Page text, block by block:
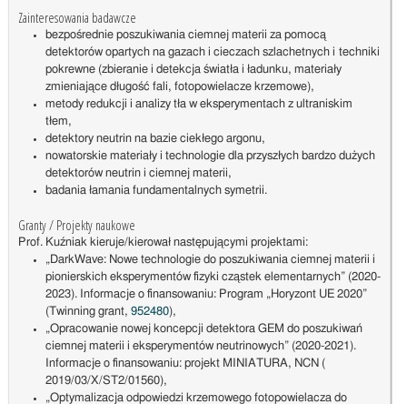
Zainteresowania badawcze
bezpośrednie poszukiwania ciemnej materii za pomocą
detektorów opartych na gazach i cieczach szlachetnych i techniki
pokrewne (zbieranie i detekcja światła i ładunku, materiały
zmieniające długość fali, fotopowielacze krzemowe),
metody redukcji i analizy tła w eksperymentach z ultraniskim
tłem,
detektory neutrin na bazie ciekłego argonu,
nowatorskie materiały i technologie dla przyszłych bardzo dużych
detektorów neutrin i ciemnej materii,
badania łamania fundamentalnych symetrii.
Granty / Projekty naukowe
Prof. Kuźniak kieruje/kierował następującymi projektami:
„DarkWave: Nowe technologie do poszukiwania ciemnej materii i
pionierskich eksperymentów fizyki cząstek elementarnych” (2020-
2023). Informacje o finansowaniu: Program „Horyzont UE 2020”
(Twinning grant, 952480),
„Opracowanie nowej koncepcji detektora GEM do poszukiwań
ciemnej materii i eksperymentów neutrinowych” (2020-2021).
Informacje o finansowaniu: projekt MINIATURA, NCN (
2019/03/X/ST2/01560),
„Optymalizacja odpowiedzi krzemowego fotopowielacza do